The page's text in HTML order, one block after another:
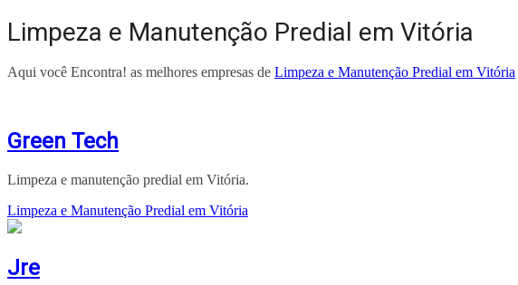
Limpeza e Manutenção Predial em Vitória
Aqui você Encontra! as melhores empresas de Limpeza e Manutenção Predial em Vitória
Green Tech
Limpeza e manutenção predial em Vitória.
Limpeza e Manutenção Predial em Vitória
Jre